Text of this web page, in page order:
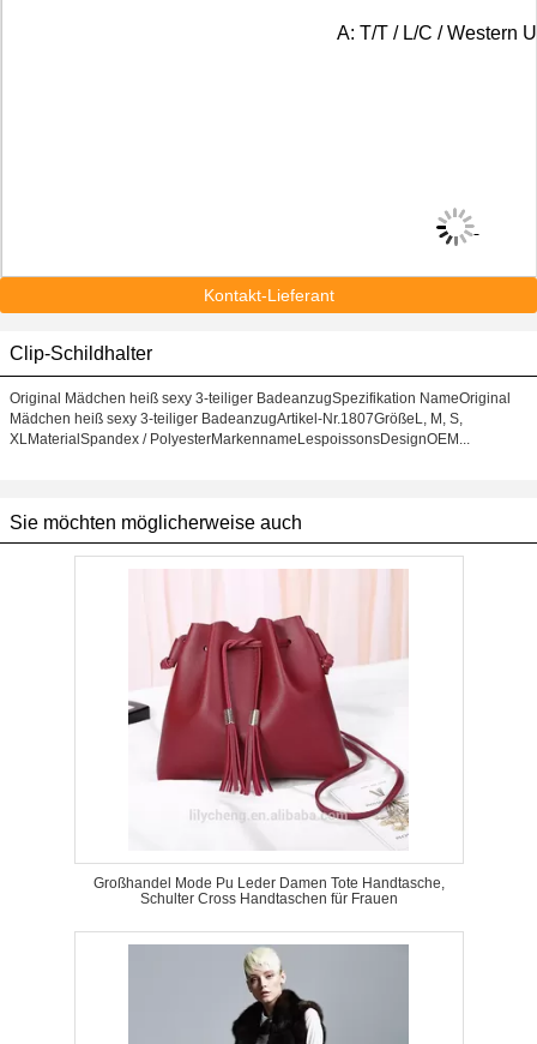
A: T/T / L/C / Western
Kontakt-Lieferant
Clip-Schildhalter
Original Mädchen heiß sexy 3-teiliger BadeanzugSpezifikation NameOriginal
Mädchen heiß sexy 3-teiliger BadeanzugArtikel-Nr.1807GrößeL, M, S,
XLMaterialSpandex / PolyesterMarkennameLespoissonsDesignOEM...
Sie möchten möglicherweise auch
Großhandel Mode Pu Leder Damen Tote Handtasche,
Schulter Cross Handtaschen für Frauen